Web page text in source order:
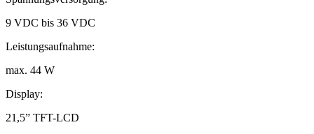
9 VDC bis 36 VDC
Leistungsaufnahme:
max. 44 W
Display:
21,5” TFT-LCD